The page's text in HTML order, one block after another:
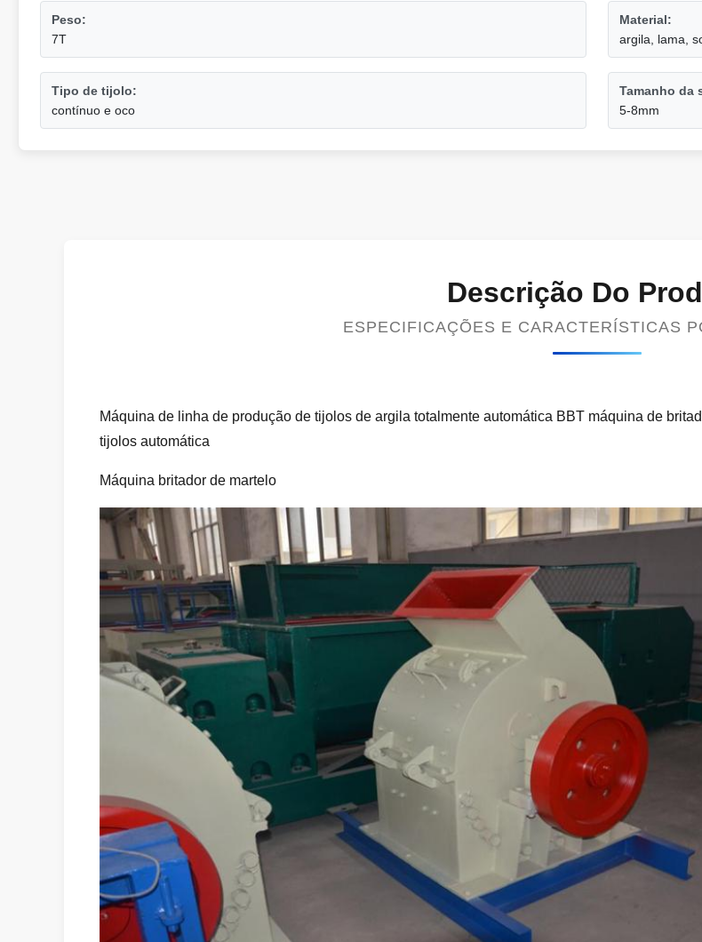
Peso:
7T
Material:
argila, lama,
Tipo de tijolo:
contínuo e oco
Tamanho da
5-8mm
Descrição Do
ESPECIFICAÇÕES E CARACTERÍSTICAS
Máquina de linha de produção de tijolos de argila totalmente automática BBT máquina de
tijolos automática
Máquina britador de martelo